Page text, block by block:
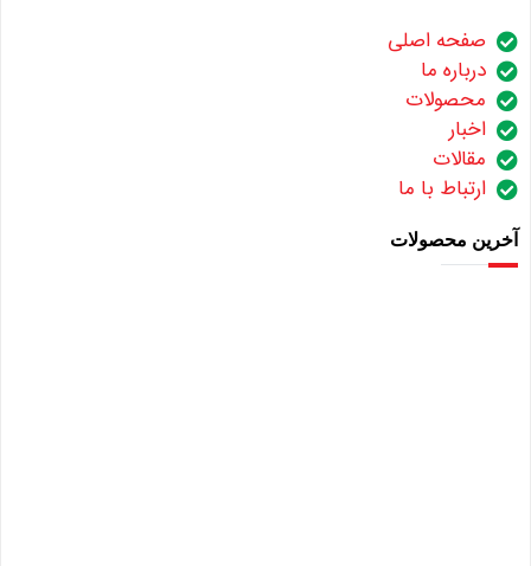
صفحه اصلی
درباره ما
محصولات
اخبار
مقالات
ارتباط با ما
آخرین محصولات